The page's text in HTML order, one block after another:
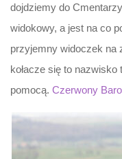
dojdziemy do
widokowy, a jest na co
przyjemny widoczek na
kołacze się to
pomocą. Czerwony